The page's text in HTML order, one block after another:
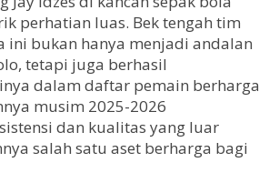
perhatian luas. Bek tengah tim
ini bukan hanya menjadi andalan
tetapi juga berhasil
dalam daftar pemain berharga
musim 2025-2026
dan kualitas yang luar
salah satu aset berharga bagi